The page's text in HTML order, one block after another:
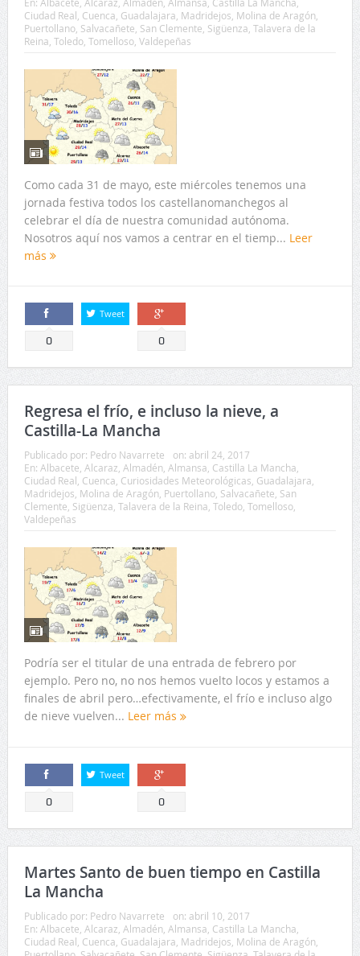
Como cada 31 de mayo, este miércoles tenemos una
jornada festiva todos los castellanomanchegos al
celebrar el día de nuestra comunidad autónoma.
Nosotros aquí nos vamos a centrar en el tiemp...
Comparte
0
Tweet
Regresa el frío, e incluso la nieve, a
Castilla-La Mancha
Publicado por: Pedro Navarrete
abril 24, 2017
En:Albacete,Alcaraz,Almadén,Almansa,Castilla La Mancha,
Madridejos,Molina de Aragón,Puertollano, Salvacañete,
Clemente,Sigüenza, Talavera de la Reina
Valdepeñas
Podría ser el titular de una entrada de febrero por
ejemplo. Pero no, no nos hemos vuelto locos y estamos a
finales de abril pero…efectivamente, el frío e incluso algo
de nieve vuelven...Leer más
Comparte
0
Tweet
Comparte
0
Martes Santo de buen tiempo en Castilla
La Mancha
Publicado por: Pedro Navarrete on:
abril 10, 2017
En:Albacete,Alcaraz,Almadén,Almansa,Castilla La Mancha,
Puertollano, Salvacañete ,San Clemente,Sigüenza,Talavera de la
Reina,Toledo,Tomelloso